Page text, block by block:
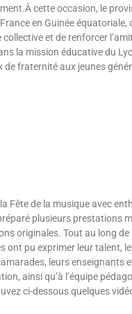
cette occasion, le
en Guinée équatoriale,
et de renforcer
la mission éducative du
fraternité aux jeunes
Fête de la musique avec
plusieurs prestations
originales. Tout au long de
ont pu exprimer leur talent,
leurs enseignants
ainsi qu’à l’équipe
ci-dessous quelques